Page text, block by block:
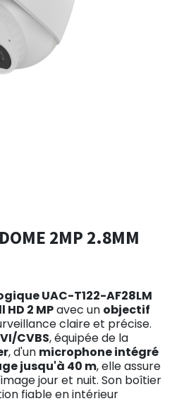
2MP 2.8MM
UAC-T122-AF28LM
2 MPavec un objectif
claire et précise.
CVBS, équipée de la
, d'un microphone intégré
jusqu'à 40 m, elle assure
jour et nuit. Son boîtier
fiable en intérieur